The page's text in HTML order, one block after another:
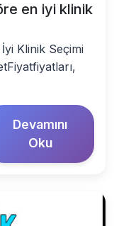
en iyi klinik
Klinik Seçimi
Devamını
Oku